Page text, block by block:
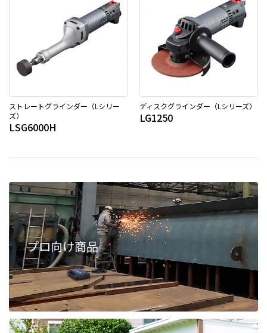
ストレートグラインダー（Lシリー
ズ）
LSG6000H
ディスクグラインダー（Lシリーズ）
LG1250
プロ向け商品